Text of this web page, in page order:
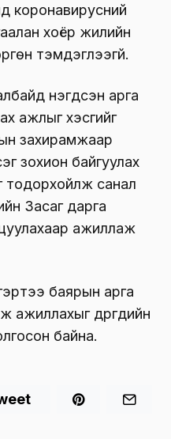
коронавирусний
хоёр жилийн
тэмдэглээгүй.
нэгдсэн арга
ажлыг хэсгийг
захирамжаар
зохион байгуулах
санал
Засаг дарга
ажиллаж
баярын арга
дүүргүүдийн
байна.